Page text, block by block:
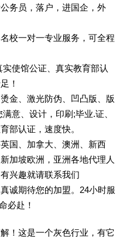
务员，落户，进国企，外
校一对一专业服务，可全程
使馆公证、真实教育部认
！
金、激光防伪、凹凸版、版
意、设计，印刷;毕业.证、
部认证，速度快。
国、加拿大、澳洲、新西
加坡欧洲，亚洲各地代理人
兴趣就请联系我们
诚期待您的加盟。24小时服
必赴！
！这是一个灰色行业，有它